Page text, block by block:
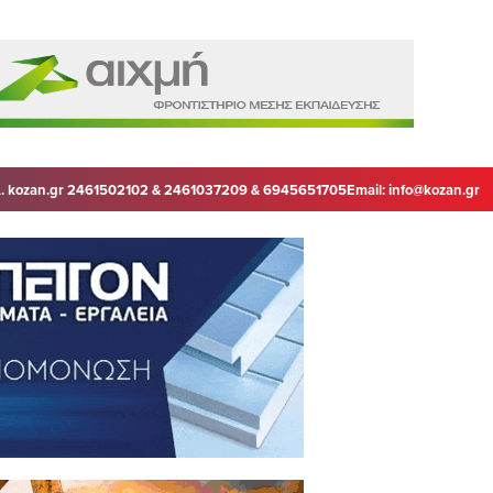
kozan.gr 2461502102 & 2461037209 & 6945651705Email:info@kozan.gr